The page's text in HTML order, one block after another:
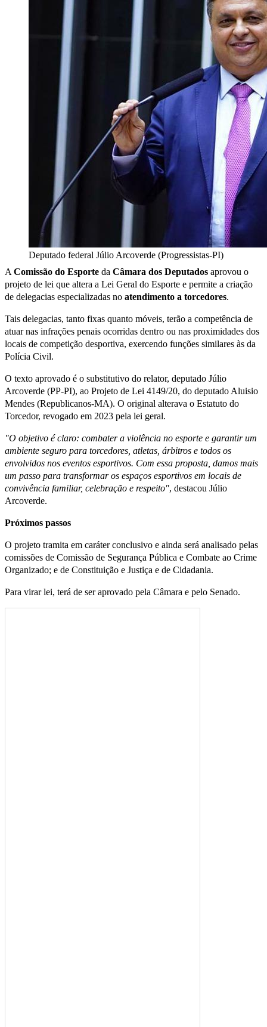
Deputado federal Júlio Arcoverde (Progressistas-PI)
A Comissão do Esporte da Câmara dos Deputados aprovou o
projeto de lei que altera a Lei Geral do Esporte e permite a criação
de delegacias especializadas no atendimento a torcedores.
Tais delegacias, tanto fixas quanto móveis, terão a competência de
atuar nas infrações penais ocorridas dentro ou nas proximidades dos
locais de competição desportiva, exercendo funções similares às da
Polícia Civil.
O texto aprovado é o substitutivo do relator, deputado Júlio
Arcoverde (PP-PI), ao Projeto de Lei 4149/20, do deputado Aluisio
Mendes (Republicanos-MA). O original alterava o Estatuto do
Torcedor, revogado em 2023 pela lei geral.
"O objetivo é claro: combater a violência no esporte e garantir um
ambiente seguro para torcedores, atletas, árbitros e todos os
envolvidos nos eventos esportivos. Com essa proposta, damos mais
um passo para transformar os espaços esportivos em locais de
convivência familiar, celebração e respeito", destacou Júlio
Arcoverde.
Próximos passos
O projeto tramita em caráter conclusivo e ainda será analisado pelas
comissões de Comissão de Segurança Pública e Combate ao Crime
Organizado; e de Constituição e Justiça e de Cidadania.
Para virar lei, terá de ser aprovado pela Câmara e pelo Senado.